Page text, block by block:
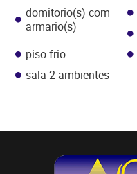
domitorio(s) com
armario(s)
piso frio
sala 2 ambientes